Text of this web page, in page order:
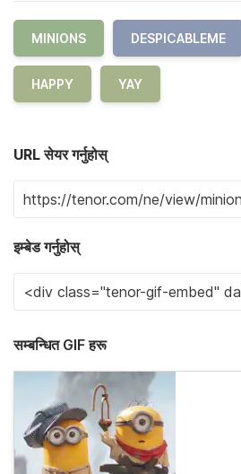
MINIONS DESPICABLEME
HAPPY YAY
URL सेयर गर्नुहोस्
इम्बेड गर्नुहोस्
सम्बन्धित GIF हरू